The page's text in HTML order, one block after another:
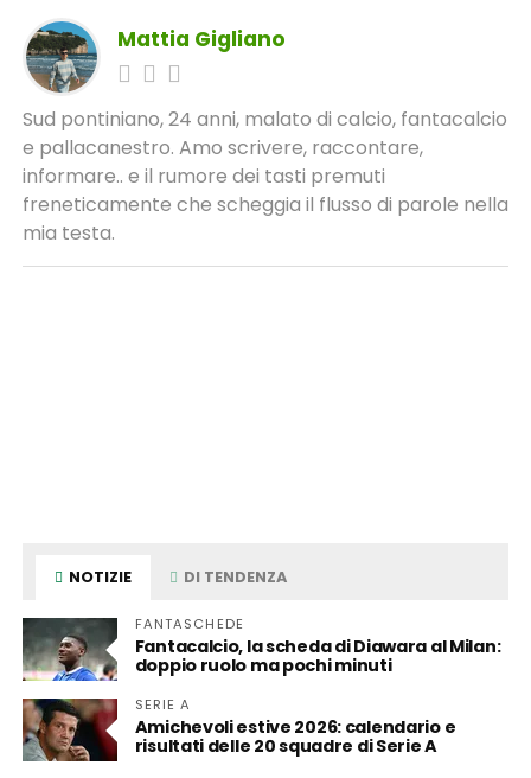
Mattia Gigliano
Sud pontiniano, 24 anni, malato di calcio, fantacalcio
e pallacanestro. Amo scrivere, raccontare,
informare.. e il rumore dei tasti premuti
freneticamente che scheggia il flusso di parole nella
mia testa.
NOTIZIE DI TENDENZA
FANTASCHEDE
Fantacalcio, la scheda di Diawara al Milan:
doppio ruolo ma pochi minuti
SERIE A
Amichevoli estive 2026: calendario e
risultati delle 20 squadre di Serie A